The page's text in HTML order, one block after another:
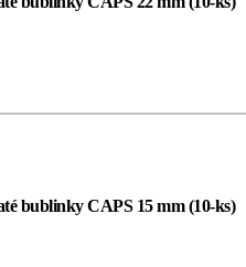
bublinky CAPS 15 mm (10-ks)